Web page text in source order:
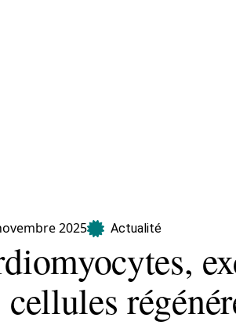
2025 Actualité
cellules